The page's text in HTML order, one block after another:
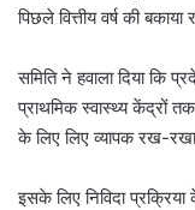
पिछले वित्तीय वर्ष की
समिति ने हवाला दिया
प्राथमिक स्वास्थ्य केंद्रों
के लिए लिए व्यापक रख-
इसके लिए निविदा